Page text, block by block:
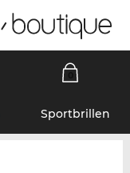
Sportbrillen